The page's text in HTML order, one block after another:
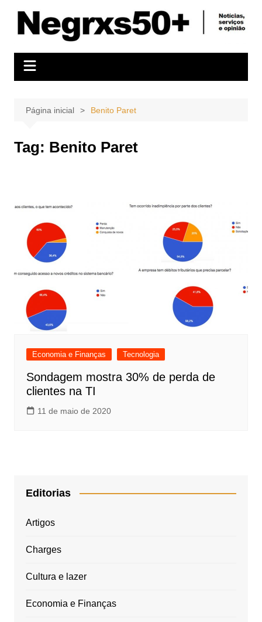
conteúdo
Página inicial Benito Paret
Tag: Benito Paret
Economia e Finanças Tecnologia
Sondagem mostra 30% de perda de
clientes na TI
11 de maio de 2020
Editorias
Artigos
Charges
Cultura e lazer
Economia e Finanças